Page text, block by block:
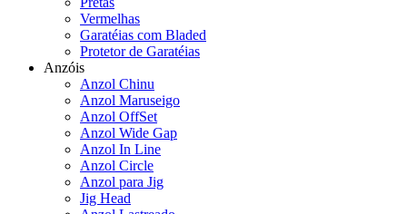
Vermelhas
Garatéias com Bladed
Protetor de Garatéias
Anzóis
Anzol Chinu
Anzol Maruseigo
Anzol OffSet
Anzol Wide Gap
Anzol In Line
Anzol Circle
Anzol para Jig
Jig Head